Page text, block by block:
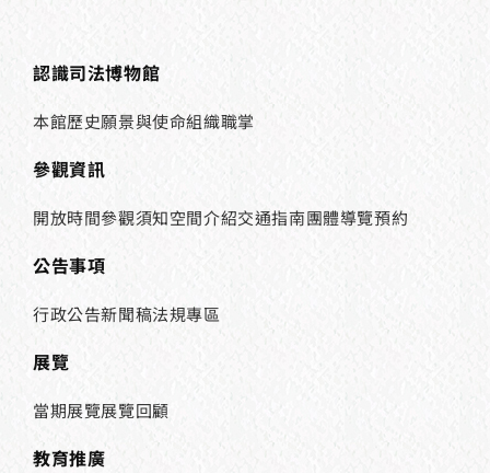
認識司法博物館
本館歷史願景與使命組織職掌
參觀資訊
開放時間參觀須知空間介紹交通指南團體導覽預約
公告事項
行政公告新聞稿法規專區
展覽
當期展覽展覽回顧
教育推廣